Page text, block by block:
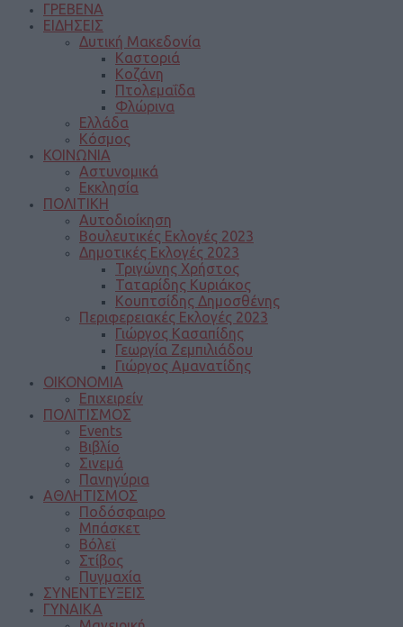
ΓΡΕΒΕΝΑ
ΕΙΔΗΣΕΙΣ
Δυτική Μακεδονία
Καστοριά
Κοζάνη
Πτολεμαΐδα
Φλώρινα
Ελλάδα
Κόσμος
ΚΟΙΝΩΝΙΑ
Αστυνομικά
Εκκλησία
ΠΟΛΙΤΙΚΗ
Αυτοδιοίκηση
Βουλευτικές Εκλογές 2023
Δημοτικές Εκλογές 2023
Τριγώνης Χρήστος
Ταταρίδης Κυριάκος
Κουπτσίδης Δημοσθένης
Περιφερειακές Εκλογές 2023
Γιώργος Κασαπίδης
Γεωργία Ζεμπιλιάδου
Γιώργος Αμανατίδης
ΟΙΚΟΝΟΜΙΑ
Επιχειρείν
ΠΟΛΙΤΙΣΜΟΣ
Events
Βιβλίο
Σινεμά
Πανηγύρια
ΑΘΛΗΤΙΣΜΟΣ
Ποδόσφαιρο
Μπάσκετ
Βόλεϊ
Στίβος
Πυγμαχία
ΣΥΝΕΝΤΕΥΞΕΙΣ
ΓΥΝΑΙΚΑ